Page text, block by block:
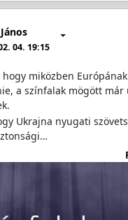
04. 19:15
miközben
a színfalak mögött már
Ukrajna nyugati